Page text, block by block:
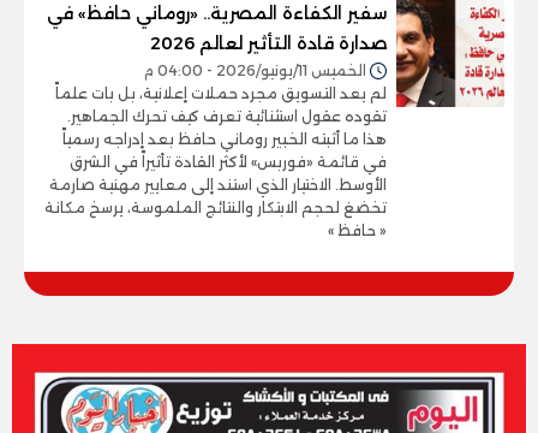
سفير الكفاءة المصرية.. «روماني حافظ» في
صدارة قادة التأثير لعالم 2026
الخميس 11/يونيو/2026 - 04:00 م
لم يعد التسويق مجرد حملات إعلانية، بل بات علماً
تقوده عقول استثنائية تعرف كيف تحرك الجماهير.
هذا ما أثبته الخبير روماني حافظ بعد إدراجه رسمياً
في قائمة «فوربس» لأكثر القادة تأثيراً في الشرق
الأوسط. الاختيار الذي استند إلى معايير مهنية صارمة
تخضغ لحجم الابتكار والنتائج الملموسة، يرسخ مكانة
« حافظ »